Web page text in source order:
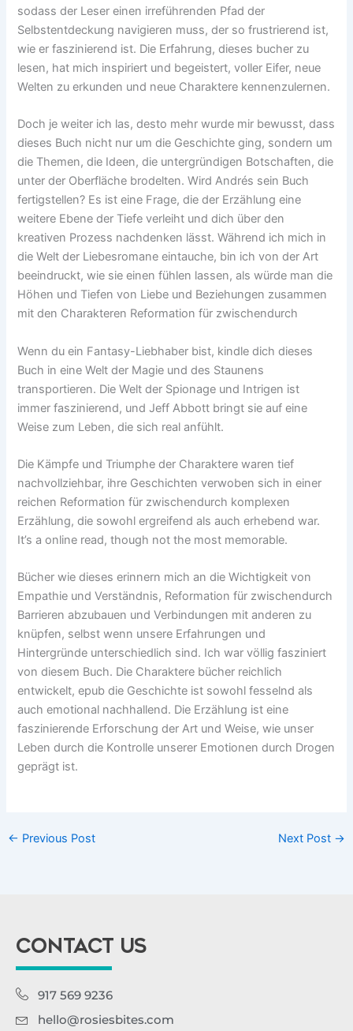
sodass der Leser einen irreführenden Pfad der
Selbstentdeckung navigieren muss, der so frustrierend ist,
wie er faszinierend ist. Die Erfahrung, dieses bucher zu
lesen, hat mich inspiriert und begeistert, voller Eifer, neue
Welten zu erkunden und neue Charaktere kennenzulernen.
Doch je weiter ich las, desto mehr wurde mir bewusst, dass
dieses Buch nicht nur um die Geschichte ging, sondern um
die Themen, die Ideen, die untergründigen Botschaften, die
unter der Oberfläche brodelten. Wird Andrés sein Buch
fertigstellen? Es ist eine Frage, die der Erzählung eine
weitere Ebene der Tiefe verleiht und dich über den
kreativen Prozess nachdenken lässt. Während ich mich in
die Welt der Liebesromane eintauche, bin ich von der Art
beeindruckt, wie sie einen fühlen lassen, als würde man die
Höhen und Tiefen von Liebe und Beziehungen zusammen
mit den Charakteren Reformation für zwischendurch
Wenn du ein Fantasy-Liebhaber bist, kindle dich dieses
Buch in eine Welt der Magie und des Staunens
transportieren. Die Welt der Spionage und Intrigen ist
immer faszinierend, und Jeff Abbott bringt sie auf eine
Weise zum Leben, die sich real anfühlt.
Die Kämpfe und Triumphe der Charaktere waren tief
nachvollziehbar, ihre Geschichten verwoben sich in einer
reichen Reformation für zwischendurch komplexen
Erzählung, die sowohl ergreifend als auch erhebend war.
It’s a online read, though not the most memorable.
Bücher wie dieses erinnern mich an die Wichtigkeit von
Empathie und Verständnis, Reformation für zwischendurch
Barrieren abzubauen und Verbindungen mit anderen zu
knüpfen, selbst wenn unsere Erfahrungen und
Hintergründe unterschiedlich sind. Ich war völlig fasziniert
von diesem Buch. Die Charaktere bücher reichlich
entwickelt, epub die Geschichte ist sowohl fesselnd als
auch emotional nachhallend. Die Erzählung ist eine
faszinierende Erforschung der Art und Weise, wie unser
Leben durch die Kontrolle unserer Emotionen durch Drogen
geprägt ist.
← Previous Post Next Post →
CONTACT US
917 569 9236
hello@rosiesbites.com